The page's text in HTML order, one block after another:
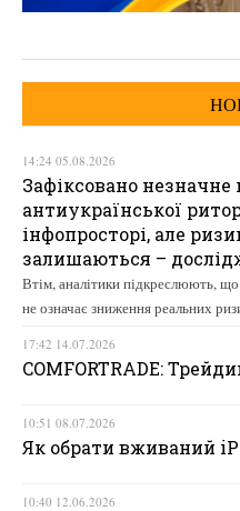
14:24 05.08.2026
Зафіксовано незначне
антиукраїнської
інфопросторі, але
залишаються –
Втім, аналітики підкреслюють,
не означає зниження реальних
17:42 14.07.2026
COMFORTRADE:
10:51 08.07.2026
Як обрати вживаний
10:40 12.06.2026